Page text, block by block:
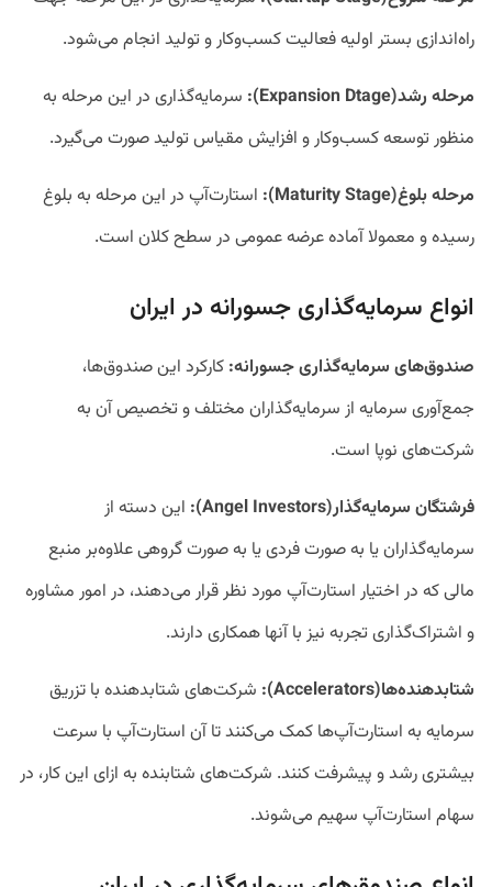
راه‌اندازی بستر اولیه فعالیت کسب‌وکار و تولید انجام می‌شود.
مرحله رشد(Expansion Dtage):
سرمایه‌گذاری در این مرحله به
منظور توسعه کسب‌وکار و افزایش مقیاس تولید صورت می‌گیرد.
مرحله بلوغ(Maturity Stage):
استارت‌آپ‌ در این مرحله به بلوغ
رسیده و معمولا آماده عرضه عمومی در سطح کلان است.
انواع سرمایه‌گذاری جسورانه در ایران
صندوق‌های سرمایه‌گذاری جسورانه: کارکرد این صندوق‌ها،
جمع‌آوری سرمایه از سرمایه‌گذاران مختلف و تخصیص آن به
شرکت‌های نوپا است.
فرشتگان سرمایه‌گذار(Angel Investors):
این دسته از
سرمایه‌گذاران یا به صورت فردی یا به صورت گروهی علاوه‌بر منبع
مالی که در اختیار استارت‌آپ مورد نظر قرار می‌دهند، در امور مشاوره
و اشتراک‌گذاری تجربه نیز با آنها همکاری دارند.
شتابدهنده‌ها(Accelerators):
شرکت‌های شتابدهنده با تزریق
سرمایه به استارت‌آپ‌ها کمک می‌کنند تا آن استارت‌آپ با سرعت
بیشتری رشد و پیشرفت کنند. شرکت‌های شتابنده به ازای این کار، در
سهام استارت‌آپ سهیم می‌شوند.